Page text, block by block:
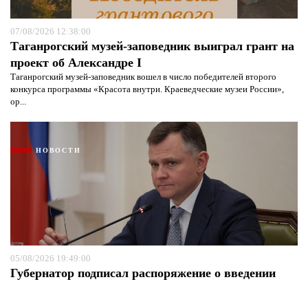
07/08/2026 12:38:00
Таганрогский музей-заповедник выиграл грант на
проект об Александре I
Таганрогский музей-заповедник вошел в число победителей второго
конкурса программы «Красота внутри. Краеведческие музеи России»,
ор...
НОВОСТИ
05/08/2026 19:49:00
Губернатор подписал распоряжение о введении